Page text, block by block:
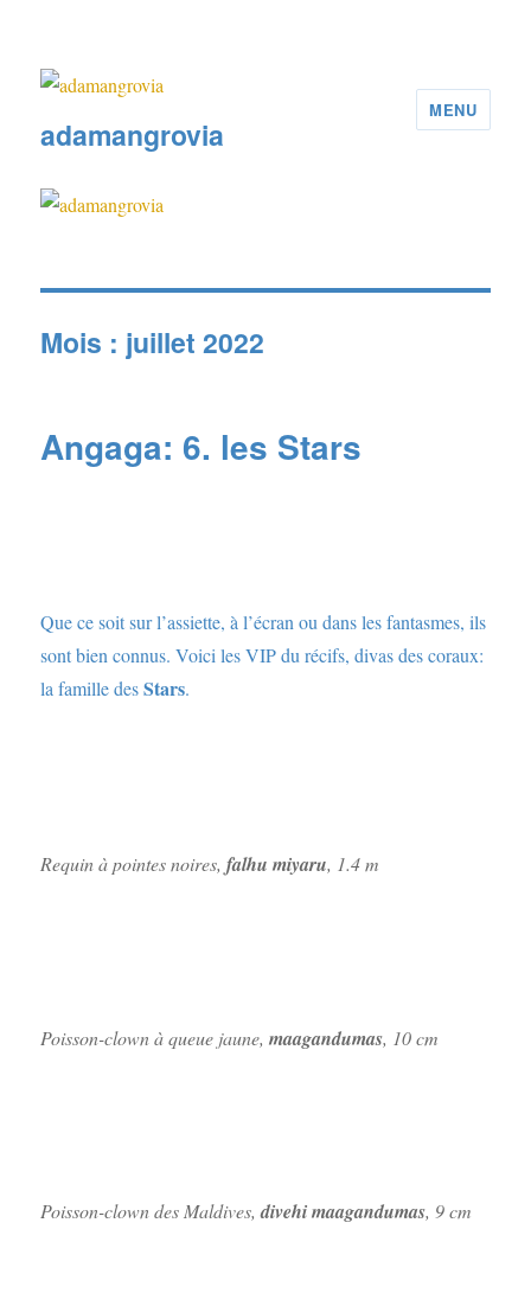
adamangrovia
MENU
Mois : juillet 2022
Angaga: 6. les Stars
Que ce soit sur l’assiette, à l’écran ou dans les fantasmes, ils
sont bien connus. Voici les VIP du récifs, divas des coraux:
la famille desStars.
Requin à pointes noires,falhu miyaru, 1.4 m
Poisson-clown à queue jaune,maagandumas, 10 cm
Poisson-clown des Maldives,divehi maagandumas, 9 cm